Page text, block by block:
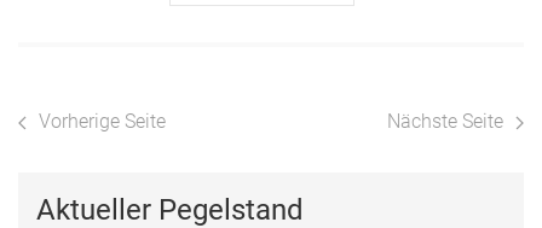
Vorherige Seite Nächste Seite
Aktueller Pegelstand